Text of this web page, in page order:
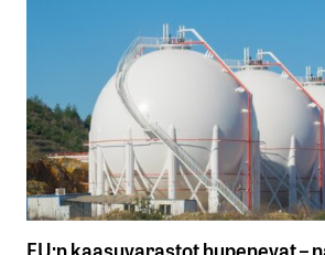
EU:n kaasuvarastot hupenevat –